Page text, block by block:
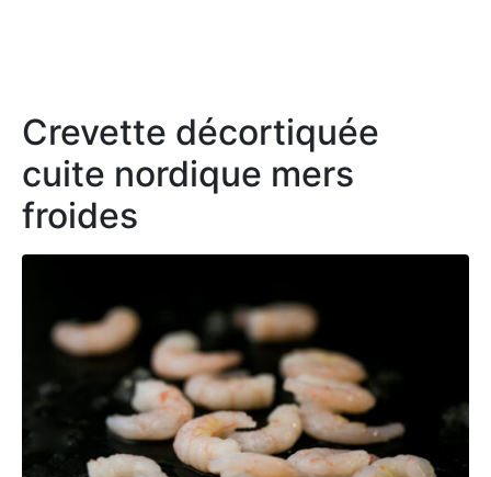
Crevette décortiquée
cuite nordique mers
froides